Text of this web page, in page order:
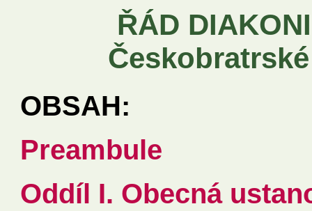
ŘÁD
OBSAH:
Preambule
Oddíl I. Obecná